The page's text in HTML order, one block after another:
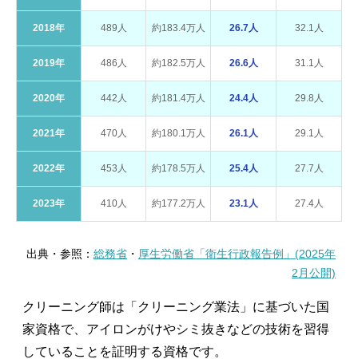
2018年 489人 約183.4万人 26.7人 32.1人
2019年 486人 約182.5万人 26.6人 31.1人
2020年 442人 約181.4万人 24.4人 29.8人
2021年 470人 約180.1万人 26.1人 29.1人
2022年 453人 約178.5万人 25.4人 27.7人
2023年 410人 約177.2万人 23.1人 27.4人
出典・参照： 総務省 ・ 厚生労働省「衛生行政報告例」(2025年
2月公開)
クリーニング師は「クリーニング業法」に基づいた国
家資格で、アイロンがけやシミ抜きなどの技術を習得
していることを証明する資格です。